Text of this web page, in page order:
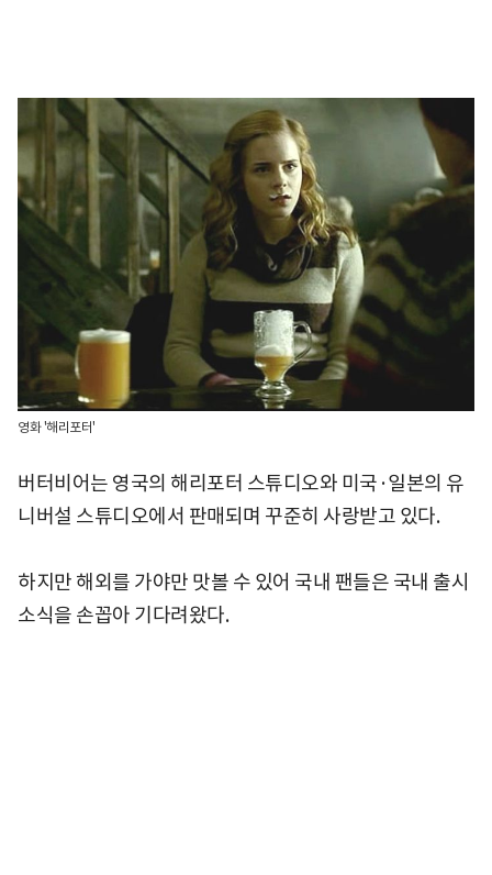
영화 '해리포터'
버터비어는 영국의 해리포터 스튜디오와 미국·일본의 유
니버설 스튜디오에서 판매되며 꾸준히 사랑받고 있다.
하지만 해외를 가야만 맛볼 수 있어 국내 팬들은 국내 출시
소식을 손꼽아 기다려왔다.